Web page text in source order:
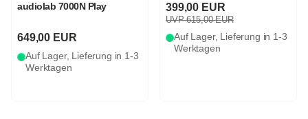
audiolab 7000N Play
649,00 EUR
Auf Lager, Lieferung in 1-3
Werktagen
399,00 EUR
UVP 615,00 EUR
Auf Lager, Lieferung in 1-3
Werktagen